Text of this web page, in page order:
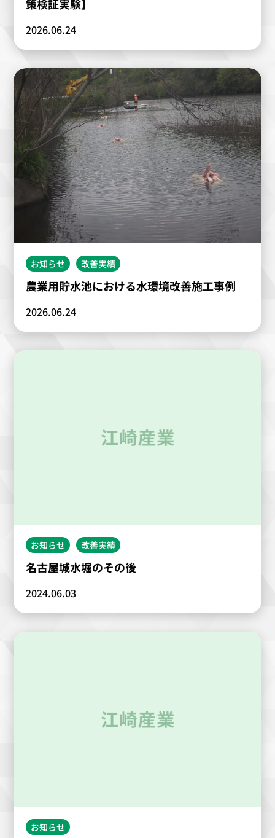
策検証実験】
2026.06.24
お知らせ 改善実績
農業用貯水池における水環境改善施工事例
2026.06.24
お知らせ 改善実績
名古屋城水堀のその後
2024.06.03
お知らせ